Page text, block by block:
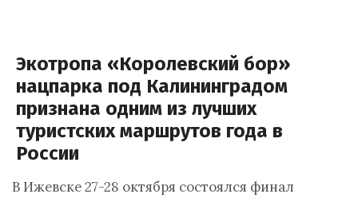
Экотропа «Королевский бор»
нацпарка под Калининградом
признана одним из лучших
туристских маршрутов года в
России
В Ижевске 27-28 октября состоялся финал